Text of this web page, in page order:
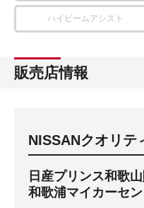
ハイビームアシスト
販売店情報
NISSANクオリテ
日産プリンス和歌
和歌浦マイカーセ